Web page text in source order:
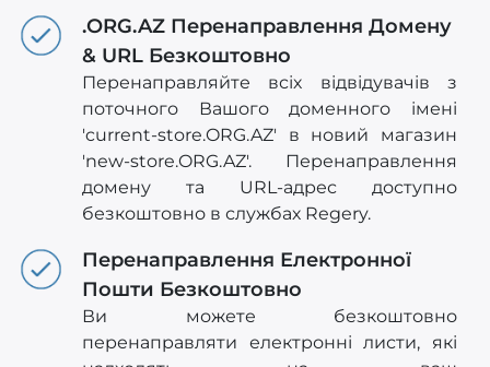
.ORG.AZ Перенаправлення Домену
& URL Безкоштовно
Перенаправляйте всіх відвідувачів з
поточного Вашого доменного імені
'current-store.ORG.AZ' в новий магазин
'new-store.ORG.AZ'. Перенаправлення
домену та URL-адрес доступно
безкоштовно в службах Regery.
Перенаправлення Електронної
Пошти Безкоштовно
Ви можете безкоштовно
перенаправляти електронні листи, які